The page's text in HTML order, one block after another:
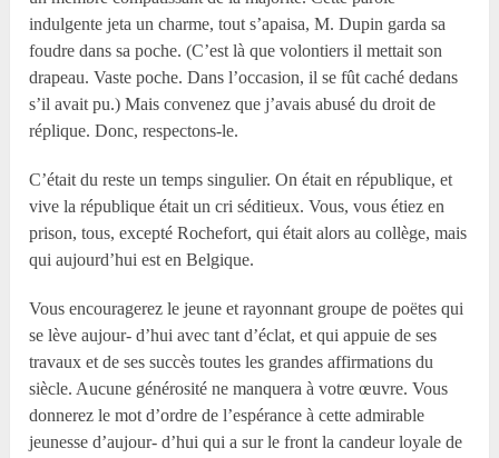
indulgente jeta un charme, tout s’apaisa, M. Dupin garda sa
foudre dans sa poche. (C’est là que volontiers il mettait son
drapeau. Vaste poche. Dans l’occasion, il se fût caché dedans
s’il avait pu.) Mais convenez que j’avais abusé du droit de
réplique. Donc, respectons-le.
C’était du reste un temps singulier. On était en république, et
vive la république était un cri séditieux. Vous, vous étiez en
prison, tous, excepté Rochefort, qui était alors au collège, mais
qui aujourd’hui est en Belgique.
Vous encouragerez le jeune et rayonnant groupe de poëtes qui
se lève aujour- d’hui avec tant d’éclat, et qui appuie de ses
travaux et de ses succès toutes les grandes affirmations du
siècle. Aucune générosité ne manquera à votre œuvre. Vous
donnerez le mot d’ordre de l’espérance à cette admirable
jeunesse d’aujour- d’hui qui a sur le front la candeur loyale de